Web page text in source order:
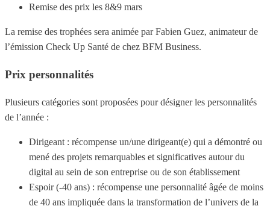
Remise des prix les 8&9 mars
La remise des trophées sera animée par Fabien Guez, animateur de
l’émission Check Up Santé de chez BFM Business.
Prix personnalités
Plusieurs catégories sont proposées pour désigner les personnalités
de l’année :
Dirigeant : récompense un/une dirigeant(e) qui a démontré ou
mené des projets remarquables et significatives autour du
digital au sein de son entreprise ou de son établissement
Espoir (-40 ans) : récompense une personnalité âgée de moins
de 40 ans impliquée dans la transformation de l’univers de la